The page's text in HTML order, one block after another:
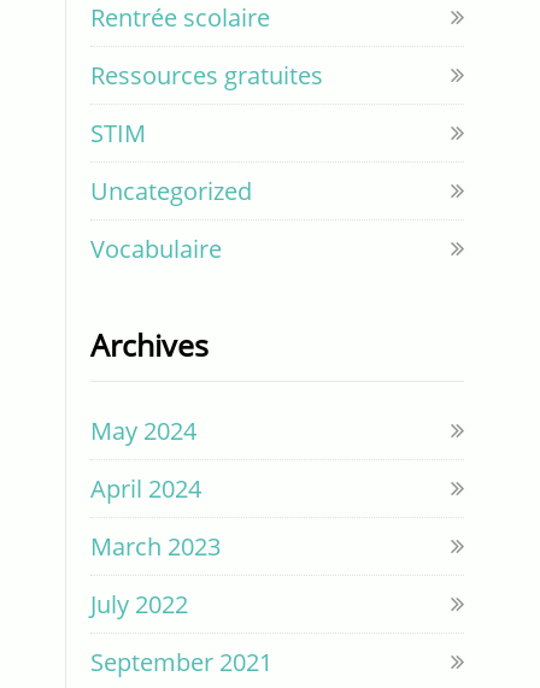
Rentrée scolaire
Ressources gratuites
STIM
Uncategorized
Vocabulaire
Archives
May 2024
April 2024
March 2023
July 2022
September 2021